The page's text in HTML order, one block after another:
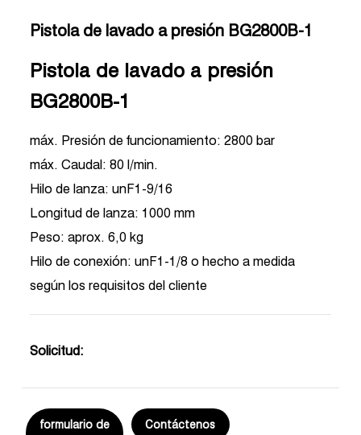
Pistola de lavado a presión BG2800B-1
Pistola de lavado a presión
BG2800B-1
máx. Presión de funcionamiento: 2800 bar
máx. Caudal: 80 l/min.
Hilo de lanza: unF1-9/16
Longitud de lanza: 1000 mm
Peso: aprox. 6,0 kg
Hilo de conexión: unF1-1/8 o hecho a medida
según los requisitos del cliente
Solicitud:
formulario de Contáctenos